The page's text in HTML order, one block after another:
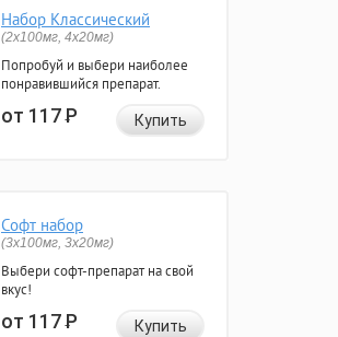
Набор Классический
(2x100мг, 4x20мг)
Попробуй и выбери наиболее
понравившийся препарат.
от 117Р Купить
Софт набор
(3x100мг, 3x20мг)
Выбери софт-препарат на свой
вкус!
от 117Р Купить